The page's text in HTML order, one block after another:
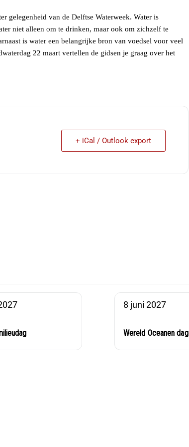
gelegenheid van de Delftse Waterweek. Water is
niet alleen om te drinken, maar ook om zichzelf te
is water een belangrijke bron van voedsel voor veel
22 maart vertellen de gidsen je graag over het
+ iCal / Outlook export
8 juni 2027
Wereld Oceanen dag